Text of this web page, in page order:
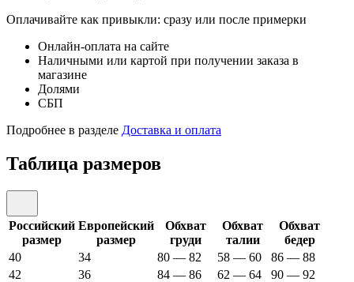
Оплачивайте как привыкли: сразу или после примерки
Онлайн-оплата на сайте
Наличными или картой при получении заказа в
магазине
Долями
СБП
Подробнее в разделе Доставка и оплата
Таблица размеров
Российский
размер
Европейский
размер
Обхват
груди
Обхват
талии
Обхват
бедер
40
34 80 — 82 58 — 60
86 — 88
42
36 84 — 86 62 — 64
90 — 92